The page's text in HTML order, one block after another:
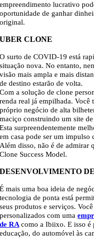
empreendimento lucrativo
oportunidade de ganhar
original.
UBER CLONE
O surto de COVID-19 está
situação nova. No entanto,
visão mais ampla e mais
de destino estarão de volta.
Com a solução de clone
renda real já empilhada. Você
próprio negócio de alta
maciço construindo um site
Esta surpreendentemente
em casa pode ser um impulso
Além disso, não é de admirar
Clone Success Model.
DESENVOLVIMENTO
É mais uma boa ideia de
tecnologia de ponta está
seus produtos e serviços.
personalizados com uma
de RA como a Ibiixo. E isso é
educação, do automóvel às